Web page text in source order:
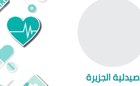
صيدلية الجزيرة